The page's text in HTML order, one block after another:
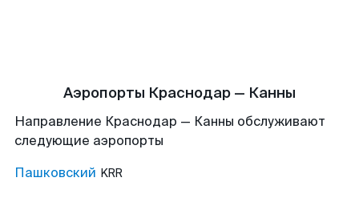
Аэропорты Краснодар — Канны
Направление Краснодар — Канны обслуживают
следующие аэропорты
Пашковский KRR